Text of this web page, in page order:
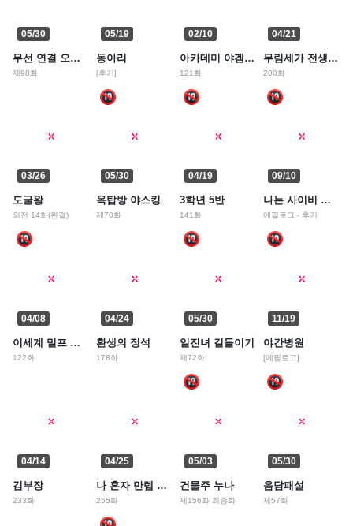
05/30
무선 연결 오나홀
제98화
05/19
동아리
[후기]
02/10
아카데미 야겜에 빙의했다.
121화
04/21
무림세가 전생랭커
200화
03/26
도굴왕
외전 14화(완결)
05/30
옥탑방 야스킹
제70화
04/19
3학년 5반
141화
09/10
나는 사이비 교주다
에필로그 - 후기
04/08
이세계 밀프 헌터
122화
04/24
환생의 정석
178화
05/30
일진녀 길들이기
제72화
11/19
야간병원
[에필로그]
04/14
김부장
233화
04/25
나 혼자 만렙 뉴비
255화
05/03
건물주 누나
제156화 최종화
05/30
음담패설
제57화